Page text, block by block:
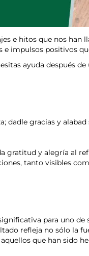
e hitos que nos han
impulsos positivos
ayuda después
dadle gracias y alabad
gratitud y alegría al
tanto visibles
para uno de
refleja no sólo la
que han sido